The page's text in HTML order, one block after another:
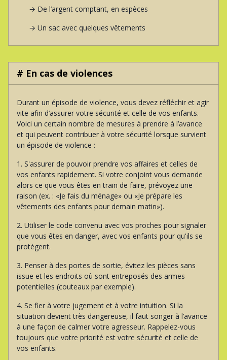
→ De l’argent comptant, en espèces
→ Un sac avec quelques vêtements
# En cas de violences
Durant un épisode de violence, vous devez réfléchir et agir
vite afin d’assurer votre sécurité et celle de vos enfants.
Voici un certain nombre de mesures à prendre à l’avance
et qui peuvent contribuer à votre sécurité lorsque survient
un épisode de violence :
1. S'assurer de pouvoir prendre vos affaires et celles de
vos enfants rapidement. Si votre conjoint vous demande
alors ce que vous êtes en train de faire, prévoyez une
raison (ex. : «Je fais du ménage» ou «Je prépare les
vêtements des enfants pour demain matin»).
2. Utiliser le code convenu avec vos proches pour signaler
que vous êtes en danger, avec vos enfants pour qu'ils se
protègent.
3. Penser à des portes de sortie, évitez les pièces sans
issue et les endroits où sont entreposés des armes
potentielles (couteaux par exemple).
4. Se fier à votre jugement et à votre intuition. Si la
situation devient très dangereuse, il faut songer à l’avance
à une façon de calmer votre agresseur. Rappelez-vous
toujours que votre priorité est votre sécurité et celle de
vos enfants.